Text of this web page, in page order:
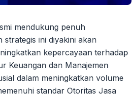
mendukung penuh
strategis ini diyakini akan
kepercayaan terhadap
Keuangan dan Manajemen
dalam meningkatkan volume
standar Otoritas Jasa